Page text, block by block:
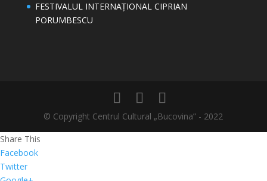
FESTIVALUL INTERNAȚIONAL CIPRIAN
PORUMBESCU
© Copyright Centrul Cultural „Bucovina” - 2022
Share This
Facebook
Twitter